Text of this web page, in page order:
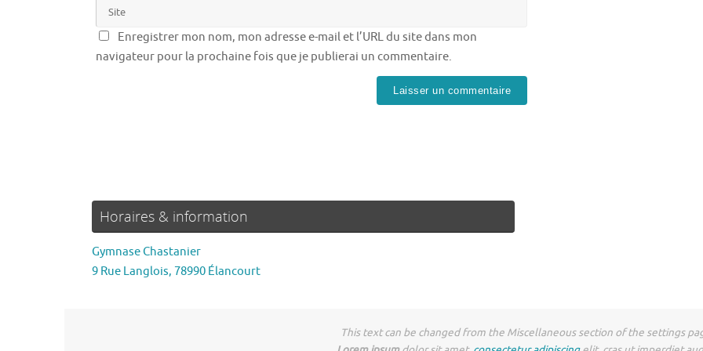
Enregistrer mon nom, mon adresse e-mail et l’URL du site dans mon
navigateur pour la prochaine fois que je publierai un commentaire.
Horaires & information
Gymnase Chastanier
9 Rue Langlois, 78990 Élancourt
This text can be changed from the Miscellaneous section of the settings